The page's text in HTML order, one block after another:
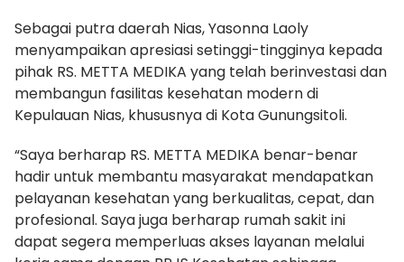
Sebagai putra daerah Nias, Yasonna Laoly
menyampaikan apresiasi setinggi-tingginya kepada
pihak RS. METTA MEDIKA yang telah berinvestasi dan
membangun fasilitas kesehatan modern di
Kepulauan Nias, khususnya di Kota Gunungsitoli.
“Saya berharap RS. METTA MEDIKA benar-benar
hadir untuk membantu masyarakat mendapatkan
pelayanan kesehatan yang berkualitas, cepat, dan
profesional. Saya juga berharap rumah sakit ini
dapat segera memperluas akses layanan melalui